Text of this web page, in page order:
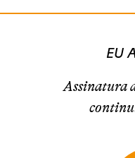
EU
Assinatura